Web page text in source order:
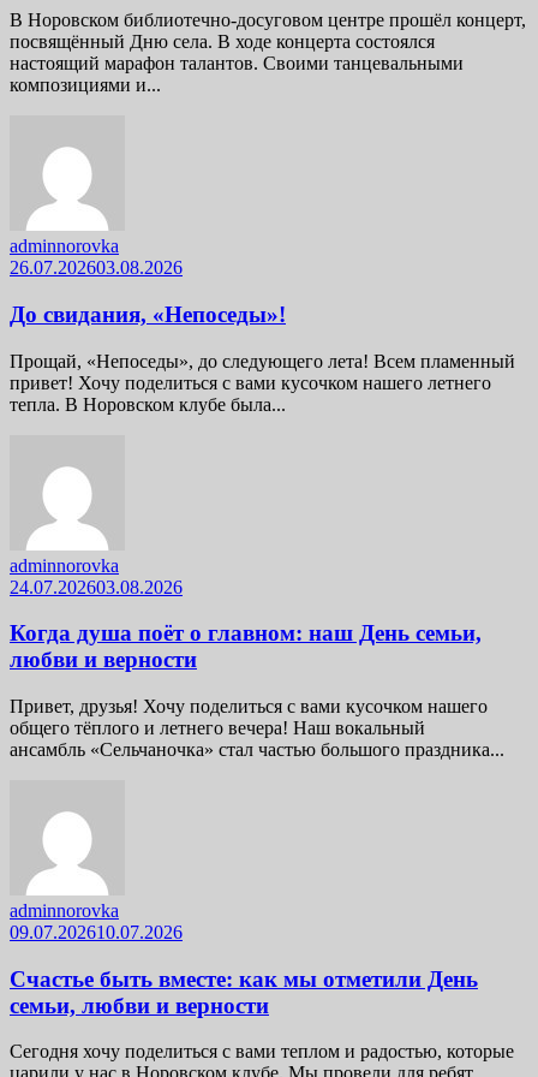
В Норовском библиотечно-досуговом центре прошёл концерт,
посвящённый Дню села. В ходе концерта состоялся
настоящий марафон талантов. Своими танцевальными
композициями и...
adminnorovka
26.07.202603.08.2026
До свидания, «Непоседы»!
Прощай, «Непоседы», до следующего лета! Всем пламенный
привет! Хочу поделиться с вами кусочком нашего летнего
тепла. В Норовском клубе была...
adminnorovka
24.07.202603.08.2026
Когда душа поёт о главном: наш День семьи,
любви и верности
Привет, друзья! Хочу поделиться с вами кусочком нашего
общего тёплого и летнего вечера! Наш вокальный
ансамбль «Сельчаночка» стал частью большого праздника...
adminnorovka
09.07.202610.07.2026
Счастье быть вместе: как мы отметили День
семьи, любви и верности
Сегодня хочу поделиться с вами теплом и радостью, которые